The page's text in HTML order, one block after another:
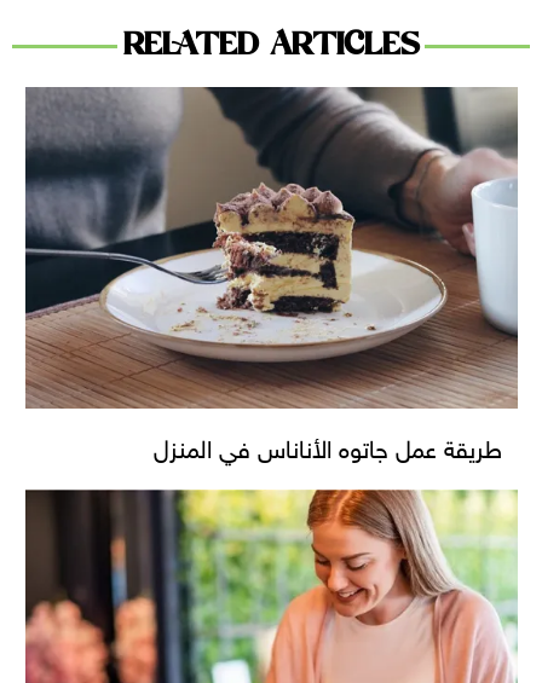
RELATED ARTICLES
طريقة عمل جاتوه الأناناس في المنزل